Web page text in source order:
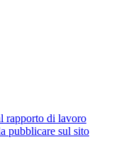
rapporto di lavoro
pubblicare sul sito